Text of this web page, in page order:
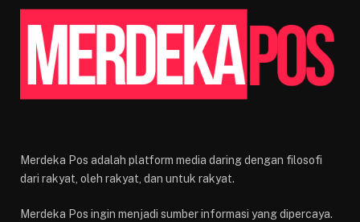
Merdeka Pos adalah platform media daring dengan filosofi
dari rakyat, oleh rakyat, dan untuk rakyat.
Merdeka Pos ingin menjadi sumber informasi yang dipercaya.